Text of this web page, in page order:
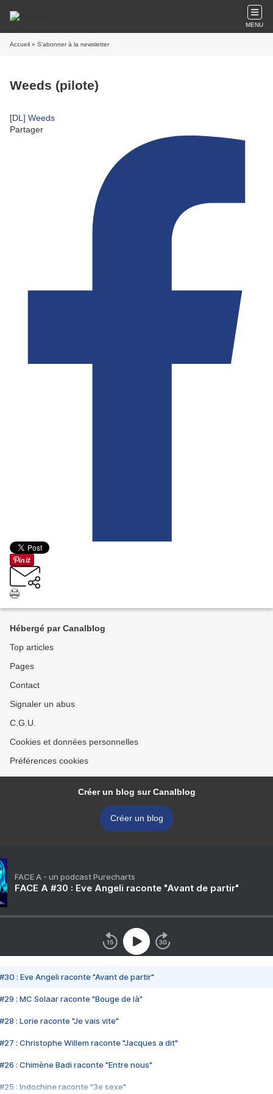
MENU
Accueil » S'abonner à la newsletter
Weeds (pilote)
[DL] Weeds
Partager
Hébergé par Canalblog
Top articles
Pages
Contact
Signaler un abus
C.G.U.
Cookies et données personnelles
Préférences cookies
Créer un blog sur Canalblog
Créer un blog
FACE A - un podcast Purecharts
FACE A #30 : Eve Angeli raconte "Avant de partir"
#30 : Eve Angeli raconte "Avant de partir"
#29 : MC Solaar raconte "Bouge de là"
#28 : Lorie raconte "Je vais vite"
#27 : Christophe Willem raconte "Jacques a dit"
#26 : Chimène Badi raconte "Entre nous"
#25 : Indochine raconte "3e sexe"